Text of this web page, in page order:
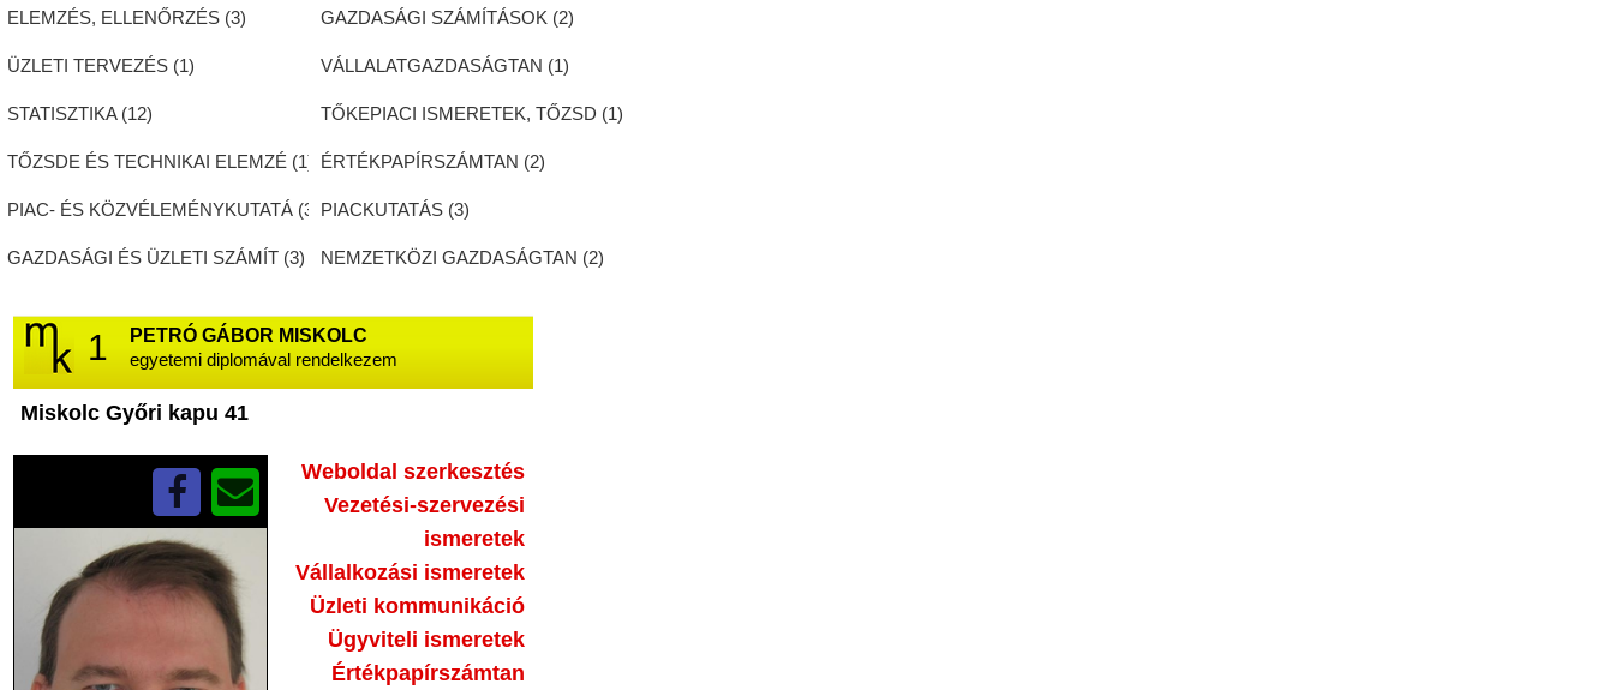
ELEMZÉS, ELLENŐRZÉS (3) GAZDASÁGI SZÁMÍTÁSOK (2)
ÜZLETI TERVEZÉS (1) VÁLLALATGAZDASÁGTAN (1)
STATISZTIKA (12) TŐKEPIACI ISMERETEK, TŐZSD (1)
TŐZSDE ÉS TECHNIKAI ELEMZÉ (1) ÉRTÉKPAPÍRSZÁMTAN (2)
PIAC- ÉS KÖZVÉLEMÉNYKUTATÁ (3 PIACKUTATÁS (3)
GAZDASÁGI ÉS ÜZLETI SZÁMÍT (3) NEMZETKÖZI GAZDASÁGTAN (2)
1
PETRÓ GÁBOR MISKOLC
egyetemi diplomával rendelkezem
☆
Miskolc Győri kapu 41
Weboldal szerkesztés
Vezetési-szervezési
ismeretek
Vállalkozási ismeretek
Üzleti kommunikáció
Ügyviteli ismeretek
Értékpapírszámtan